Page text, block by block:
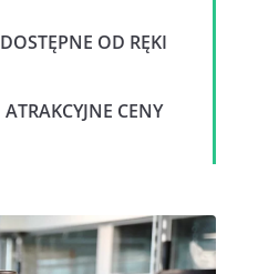
DOSTĘPNE OD RĘKI
ATRAKCYJNE CENY